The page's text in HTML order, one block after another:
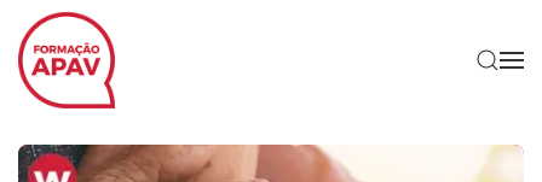
Skip to main content